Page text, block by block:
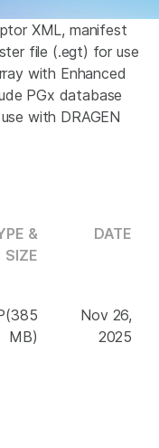
XML, manifest
file (.egt) for use
with Enhanced
PGx database
with DRAGEN
&
SIZE
DATE
MB)
Nov 26,
2025